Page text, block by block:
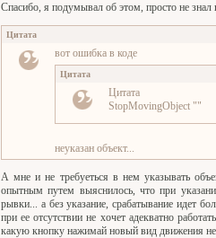
Спасибо, я подумывал об этом, просто не знал
Цитата
вот ошибка в коде
Цитата
Цитата
StopMovingObject ""
неуказан объект...
А мне и не требуеться в нем указывать
опытным путем выяснилось, что при
рывки... а без указание, срабатывание идет
при ее отсутствии не хочет адекватно
какую кнопку нажимай новый вид движения не